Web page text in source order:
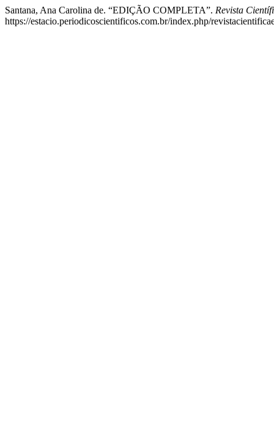
Santana, Ana Carolina de. “EDIÇÃO COMPLETA”. Revista
https://estacio.periodicoscientificos.com.br/index.php/